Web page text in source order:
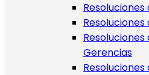
Resoluciones
Gerencias